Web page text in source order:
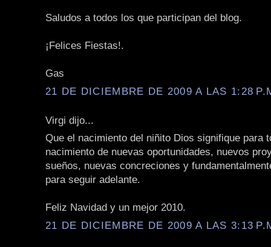
Saludos a todos los que participan del blog.
¡Felices Fiestas!.
Gas
21 DE DICIEMBRE DE 2009 A LAS 1:28
Virgi dijo...
Que el nacimiento del niñito Dios signifique para
nacimiento de nuevas oportunidades, nuevos
sueños, nuevas concreciones y
para seguir adelante.
Feliz Navidad y un mejor 2010.
21 DE DICIEMBRE DE 2009 A LAS 3:13